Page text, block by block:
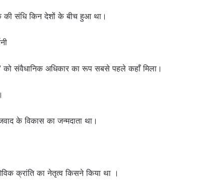
की संधि किन देशों के बीच हुआ था।
को संवैधानिक अधिकार का रूप सबसे पहले कहाँ मिला।
के विकास का जन्मदाता था।
क्रांति का नेतृत्व किसने किया था ।